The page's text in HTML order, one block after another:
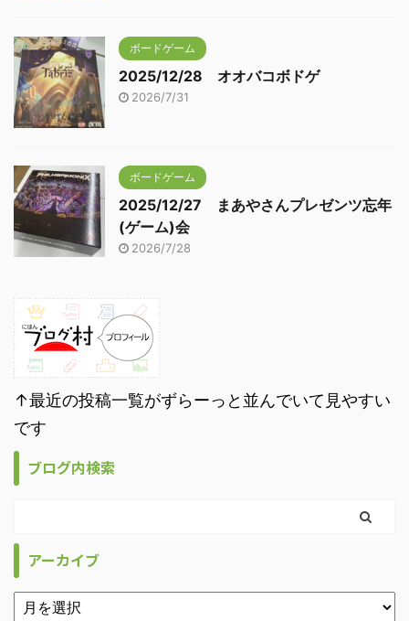
ボードゲーム
2025/12/28 オオバコボドゲ
2026/7/31
ボードゲーム
2025/12/27 まあやさんプレゼンツ忘年
(ゲーム)会
2026/7/28
↑最近の投稿一覧がずらーっと並んでいて見やすい
です
ブログ内検索
アーカイブ